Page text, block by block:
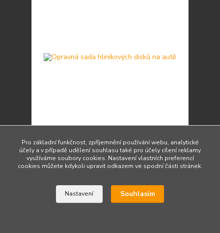
299 Kč/ks
247 Kč bez DPH Skladem 9 ks
Pro základní funkčnost, zpříjemnění používání webu, analytické
účely a v případě udělení souhlasu také pro účely cílení reklamy
využíváme soubory cookies. Nastavení vlastních preferencí
cookies můžete kdykoli upravit odkazem ve spodní části stránek.
Nastavení Souhlasím